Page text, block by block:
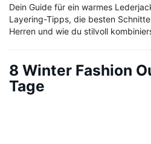
Dein Guide für ein warmes
Layering-Tipps, die besten
Herren und wie du stilvoll
8 Winter Fashion
Tage